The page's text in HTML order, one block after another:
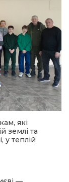
які
землі та
у теплій